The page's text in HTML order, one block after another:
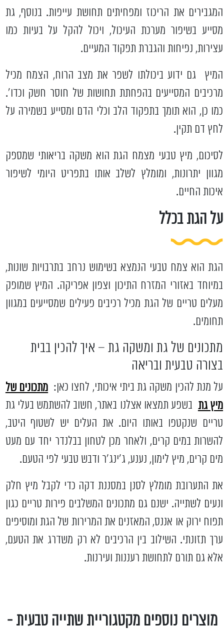
המגבירים את הריכוז ומפחיתים תחושת עייפות. בנוסף, גת
מסייע בשיפור מערכת העיכול, ויכול להקל על בעיות כמו
עצירות, נפיחות והגברת תפקוד המעיים.
המיץ גם ידוע ביכולתו לשפר את מצב הרוח, הצמח מכיל
מרכיבים המסייעים בהפחתת תחושות של חוסר חשק וכדו'.
כמו כן, הוא תומך בתפקוד הלב וכלי הדם ומסייע בשמירה על
לחץ דם תקין.
לסיכום, מיץ טבעי מצמח הגת הוא משקה בריאותי שמספק
מגוון יתרונות, ומומלץ לשלב אותו בתפריט היומי לשיפור
איכות החיים.
על הגת בכלל
הגת הוא צמח טבעי הנמצא בשימוש נרחב בתרבויות שונות,
במיוחד באזורי המזרח התיכון וצפון אפריקה. המיץ שמופק
מעלים טריים של הגת מכיל רכיבים פעילים שמסייעים במגוון
תחומים.
מתכונים של גת ומשקה גת – איך להכין בבית
בצורה טבעית ובריאה
על מנת להכין משקה גת ביתי איכותי, לחצו כאן: מתכונים של
מיץ גת בשפע תמצאו אצלנו באתר, חשוב להשתמש בעלי גת
טריים שנקטפו באותו היום. את העלים יש לשטוף היטב,
להשרות במים קרים, ולאחר מכן לטחון בבלנדר יחד עם מעט
מים קרים, מיץ לימון, נענע, ג’ינג’ר ודבש טבעי לפי הטעם.
את התערובת מומלץ לסנן במסננת דקה כדי לקבל מיץ חלק
ונעים לשתייה. ישנם גם מתכונים המשלבים פירות טריים כגון
תפוח ירוק או אננס, המאזנים את המרירות של הגת ומוסיפים
ערך תזונתי. השילוב בין הרכיבים לא רק משדרג את הטעם,
אלא גם תורם לתחושת רעננות ועירנות.
מוצרים נוספים מקטגוריית שתייה טבעית -